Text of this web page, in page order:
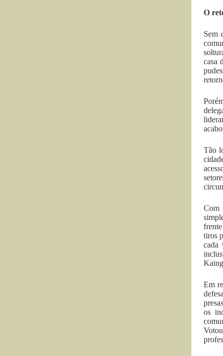
O
Sem
casa
Tão
Com
tiros
cada
Em
os